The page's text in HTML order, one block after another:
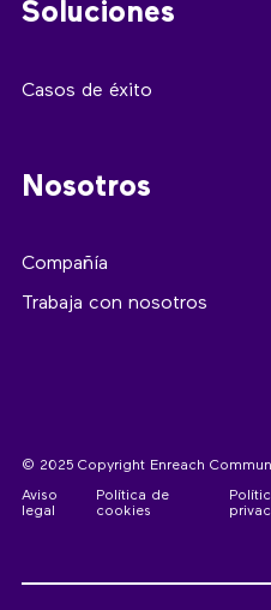
Soluciones
Casos de éxito
Nosotros
Compañía
Trabaja con nosotros
© 2025 Copyright Enreach
Aviso
legal
Política de
cookies